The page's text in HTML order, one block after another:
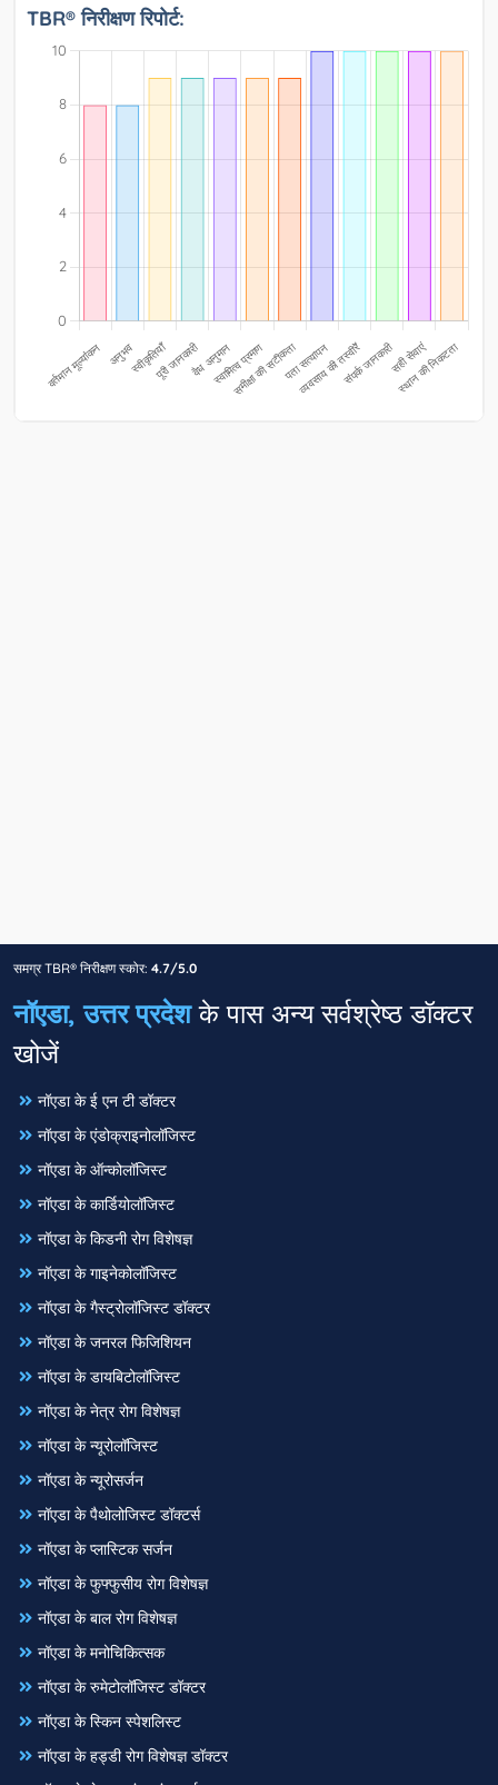
TBR® निरीक्षण रिपोर्ट:
समग्र TBR® निरीक्षण स्कोर: 4.7/5.0
नॉएडा, उत्तर प्रदेशके पास अन्य सर्वश्रेष्ठ डॉक्टर
खोजें
नॉएडा के ई एन टी डॉक्टर
नॉएडा के एंडोक्राइनोलॉजिस्ट
नॉएडा के ऑन्कोलॉजिस्ट
नॉएडा के कार्डियोलॉजिस्ट
नॉएडा के किडनी रोग विशेषज्ञ
नॉएडा के गाइनेकोलॉजिस्ट
नॉएडा के गैस्ट्रोलॉजिस्ट डॉक्टर
नॉएडा के जनरल फिजिशियन
नॉएडा के डायबिटोलॉजिस्ट
नॉएडा के नेत्र रोग विशेषज्ञ
नॉएडा के न्यूरोलॉजिस्ट
नॉएडा के न्यूरोसर्जन
नॉएडा के पैथोलोजिस्ट डॉक्टर्स
नॉएडा के प्लास्टिक सर्जन
नॉएडा के फुफ्फुसीय रोग विशेषज्ञ
नॉएडा के बाल रोग विशेषज्ञ
नॉएडा के मनोचिकित्सक
नॉएडा के रुमेटोलॉजिस्ट डॉक्टर
नॉएडा के स्किन स्पेशलिस्ट
नॉएडा के हड्डी रोग विशेषज्ञ डॉक्टर